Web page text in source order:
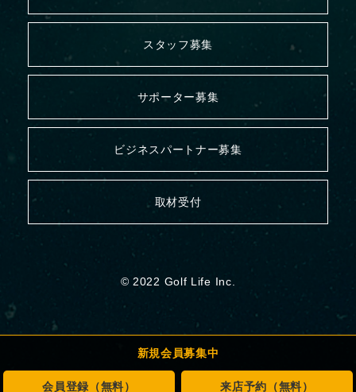
スタッフ募集
サポーター募集
ビジネスパートナー募集
取材受付
© 2022 Golf Life Inc.
新規会員募集中
会員登録（無料） 来店予約（無料）